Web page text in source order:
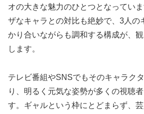
オの大きな魅力のひとつとなってい
ザなキャラとの対比も絶妙で、3人の
かり合いながらも調和する構成が、
します。
テレビ番組やSNSでもそのキャラク
り、明るく元気な姿勢が多くの視聴
す。ギャルという枠にとどまらず、